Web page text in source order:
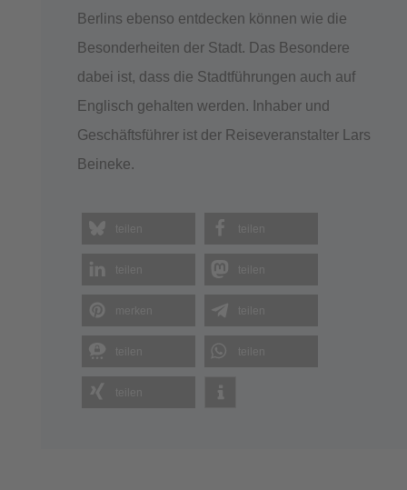
Berlins ebenso entdecken können wie die
Besonderheiten der Stadt. Das Besondere
dabei ist, dass die Stadtführungen auch auf
Englisch gehalten werden. Inhaber und
Geschäftsführer ist der Reiseveranstalter Lars
Beineke.